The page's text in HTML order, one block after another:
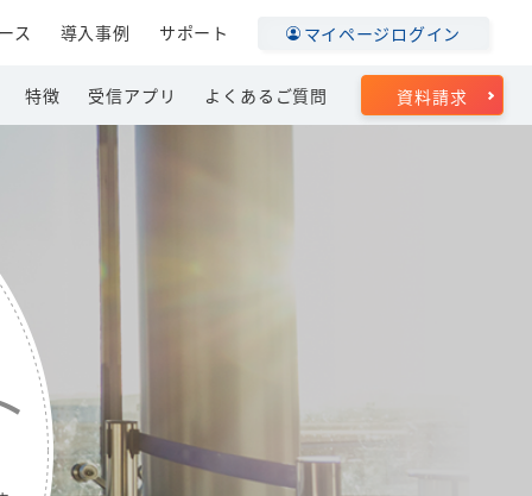
特徴 受信アプリ よくあるご質問 資料請求
ス 導入事例 サポート マイページログイン